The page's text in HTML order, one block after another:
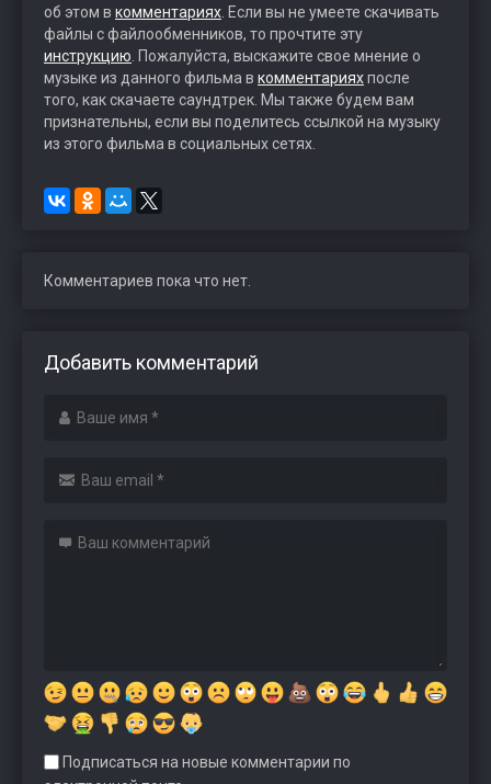
об этом в комментариях . Если вы не умеете скачивать
файлы с файлообменников, то прочтите эту
инструкцию . Пожалуйста, выскажите свое мнение о
музыке из данного фильма в комментарияхпосле
того, как скачаете саундтрек. Мы также будем вам
признательны, если вы поделитесь ссылкой на музыку
из этого фильма в социальных сетях.
Комментариев пока что нет.
Добавить комментарий
Подписаться на новые комментарии по